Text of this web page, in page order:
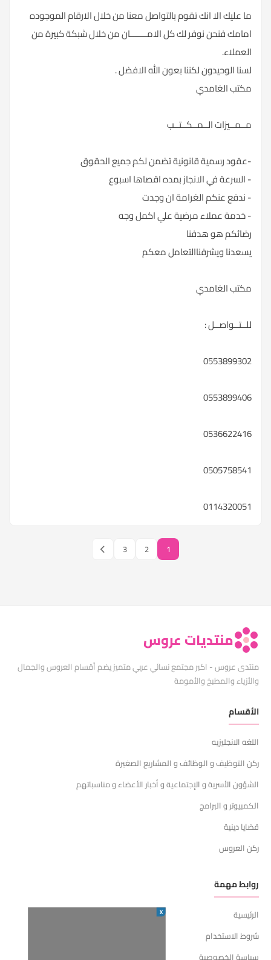
ما عليك الا انك تقوم بالتواصل معنا من خلال الارقام الموجوده
امامك فنحن نوفر لك كل الامـــــــان من خلال شبكة كبيرة من
العملاء.
لسنا الوحيدون لكننا بعون الله الافضل .
مكتب الغامدي
مــمــيزات الــمــكــتــب
-عقود رسمية قانونية تضمن لكم جميع الحقوق
- السرعة في الانجاز بمده اقصاها اسبوع
- ندفع عنكم الغرامة ان وجدت
- خدمة عملاء مرضية علي اكمل وجه
رضائكم هو هدفنا
يسعدنا ويشرفناالتعامل معكم
مكتب الغامدي
للــتــواصــل :
0553899302
0553899406
0536622416
0505758541
0114320051
1
2
3
منتديات عروس
منتدى عروس - اكبر مجتمع نسائي عربي متميز يضم أقسام العروس والجمال
والأزياء والمطبخ والأمومة
الأقسام
اللغه الانجليزيه
ركن التوظيف و الوظائف و المشاريع الصغيرة
الشؤون الأسرية و الإجتماعية و أخبار الأعضاء و مناسباتهم
الكمبيوتر و البرامج
قضايا دينية
ركن العروس
روابط مهمة
الرئيسية
شروط الاستخدام
سياسة الخصوصية
X